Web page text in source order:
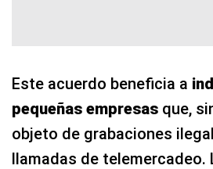
Este acuerdo beneficia a
pequeñas empresas que,
objeto de grabaciones
llamadas de telemercadeo.